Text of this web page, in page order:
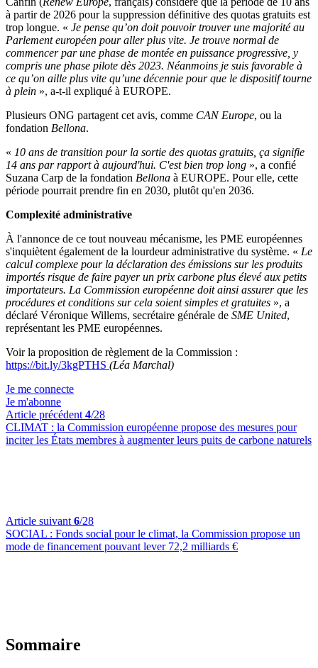
à partir de 2026 pour la suppression définitive des quotas gratuits est
trop longue. « Je pense qu’on doit pouvoir trouver une majorité au
Parlement européen pour aller plus vite. Je trouve normal de
commencer par une phase de montée en puissance progressive, y
compris une phase pilote dès 2023. Néanmoins je suis favorable à
ce qu’on aille plus vite qu’une décennie pour que le dispositif tourne
à plein », a-t-il expliqué à EUROPE.
Plusieurs ONG partagent cet avis, comme CAN Europe, ou la
fondation Bellona.
« 10 ans de transition pour la sortie des quotas gratuits, ça signifie
14 ans par rapport à aujourd'hui. C'est bien trop long », a confié
Suzana Carp de la fondation Bellona à EUROPE. Pour elle, cette
période pourrait prendre fin en 2030, plutôt qu'en 2036.
Complexité administrative
À l'annonce de ce tout nouveau mécanisme, les PME européennes
s'inquiètent également de la lourdeur administrative du système. « Le
calcul complexe pour la déclaration des émissions sur les produits
importés risque de faire payer un prix carbone plus élevé aux petits
importateurs. La Commission européenne doit ainsi assurer que les
procédures et conditions sur cela soient simples et gratuites », a
déclaré Véronique Willems, secrétaire générale de SME United,
représentant les PME européennes.
Voir la proposition de règlement de la Commission :
https://bit.ly/3kgPTHS (Léa Marchal)
Je me connecte
Je m'abonne
Article précédent 4/28
CLIMAT : la Commission européenne propose des mesures pour
inciter les États membres à augmenter leurs puits de carbone naturels
Article suivant 6/28
SOCIAL : Fonds social pour le climat, la Commission propose un
mode de financement pouvant lever 72,2 milliards €
Sommaire